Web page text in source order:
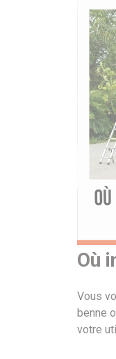
Où
Vous
benne
votre